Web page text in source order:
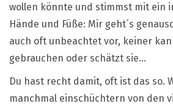
wollen könnte und stimmst mit ein
Hände und Füße: Mir geht´s
auch oft unbeachtet vor, keiner
gebrauchen oder schätzt sie…
Du hast recht damit, oft ist das so.
manchmal einschüchtern von den